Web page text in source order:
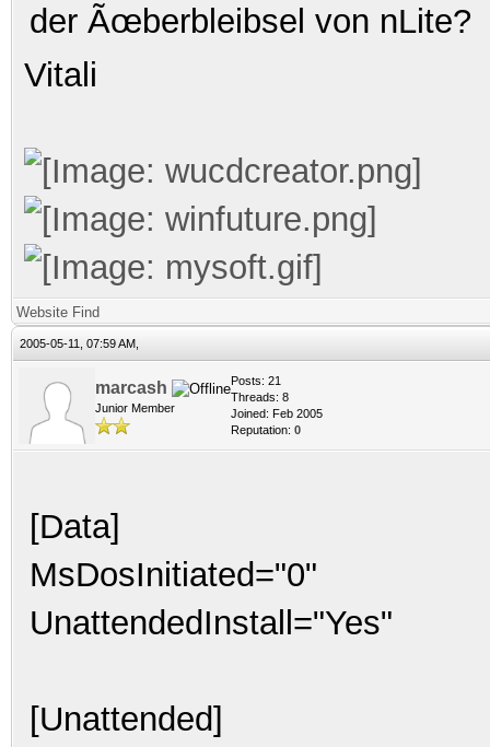
der Ãœberbleibsel von nLite?
Vitali
Website Find
2005-05-11, 07:59 AM,
marcash
Junior Member
Posts: 21
Threads: 8
Joined: Feb 2005
Reputation: 0
[Data]
MsDosInitiated="0"
UnattendedInstall="Yes"
[Unattended]